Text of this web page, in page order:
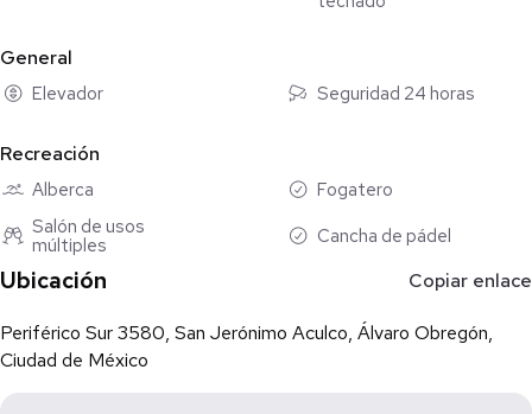
- Gimnasio equipado
- Roof garden común
- Estacionamiento techado
-Albercas
-Canchas de padel futbol 5 etc.
Ubicación:
Dentro de Park Pedregal, a minutos de Periférico Sur,
universidades.
General
Elevador Seguridad 24 horas
Recreación
Alberca
Fogatero
Salón de usos
múltiples
Cancha de pádel
Ubicación Copiar enlace
Periférico Sur 3580, San Jerónimo Aculco, Álvaro Obregón,
Ciudad de México